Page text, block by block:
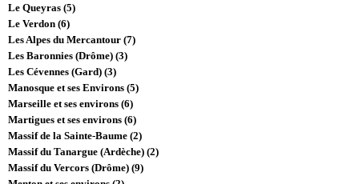
Le Queyras (5)
Le Verdon (6)
Les Alpes du Mercantour (7)
Les Baronnies (Drôme) (3)
Les Cévennes (Gard) (3)
Manosque et ses Environs (5)
Marseille et ses environs (6)
Martigues et ses environs (6)
Massif de la Sainte-Baume (2)
Massif du Tanargue (Ardèche) (2)
Massif du Vercors (Drôme) (9)